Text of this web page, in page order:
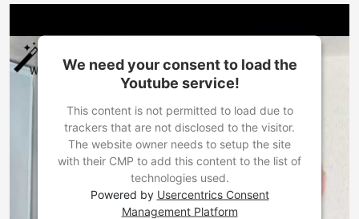
We need your consent to load the
Youtube service!
This content is not permitted to load due to
trackers that are not disclosed to the visitor.
The website owner needs to setup the site
with their CMP to add this content to the list of
technologies used.
Powered by Usercentrics Consent
Management Platform